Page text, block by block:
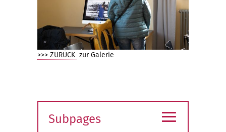
>>> ZURÜCK zur Galerie
Subpages
≡